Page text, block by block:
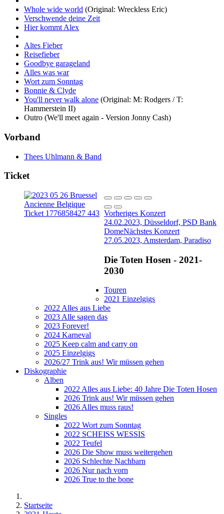
Whole wide world (Original: Wreckless Eric)
Verschwende deine Zeit
Hier kommt Alex
Altes Fieber
Reisefieber
Goodbye garageland
Alles was war
Wort zum Sonntag
Bonnie & Clyde
You'll never walk alone (Original: M: Rodgers / T:
Hammerstein II)
Outro (We'll meet again - Version Jonny Cash)
Vorband
Thees Uhlmann & Band
Ticket
Vorheriges Konzert
24.02.2023, Düsseldorf, PSD Bank
DomeNächstes Konzert
27.05.2023, Amsterdam, Paradiso
Die Toten Hosen - 2021-
2030
Touren
2021 Einzelgigs
2022 Alles aus Liebe
2023 Alle sagen das
2023 Forever!
2024 Karneval
2025 Keep calm and carry on
2025 Einzelgigs
2026/27 Trink aus! Wir müssen gehen
Diskographie
Alben
2022 Alles aus Liebe: 40 Jahre Die Toten Hosen
2026 Trink aus! Wir müssen gehen
2026 Alles muss raus!
Singles
2022 Wort zum Sonntag
2022 SCHEISS WESSIS
2022 Teufel
2026 Die Show muss weitergehen
2026 Schlechte Nachbarn
2026 Nur nach vorn
2026 True to the bone
Startseite